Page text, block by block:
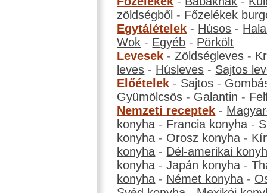
zöldségből - Főzelékek
Egytálételek - Húsos -
Wok - Egyéb - Pörkölt
Levesek -Zöldségleves -
leves - Húsleves - Sajtos
Előételek - Sajtos -
Gyümölcsös - Galantin -
Nemzeti receptek -
konyha - Francia konyha -
konyha - Orosz konyha -
konyha - Dél-amerikai
konyha -Japán konyha -
konyha - Német konyha -